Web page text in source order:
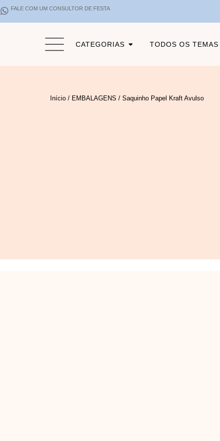
FALE COM UM CONSULTOR DE FESTA
CATEGORIAS TODOS OS TEMAS
Início / EMBALAGENS / Saquinho Papel Kraft Avulso